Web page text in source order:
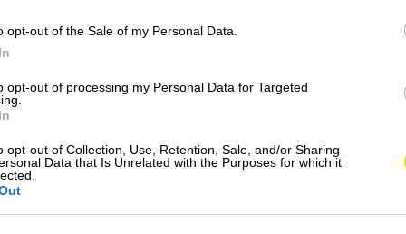
opt-out of the Sale of my Personal Data.
opt-out of processing my Personal Data for Targeted
opt-out of Collection, Use, Retention, Sale, and/or Sharing
Data that Is Unrelated with the Purposes for which it